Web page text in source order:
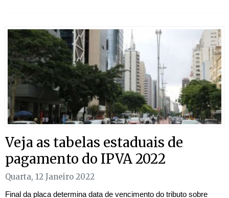
Veja as tabelas estaduais de
pagamento do IPVA 2022
Quarta, 12 Janeiro 2022
Final da placa determina data de vencimento do tributo sobre